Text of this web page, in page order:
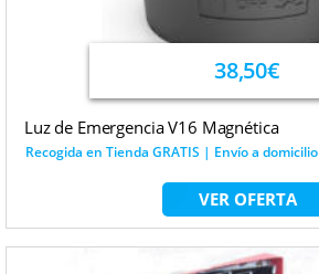
38,50€
Luz de Emergencia V16 Magnética
Recogida en Tienda GRATIS | Envío a domicilio
VER OFERTA